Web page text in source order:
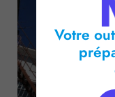
Votre